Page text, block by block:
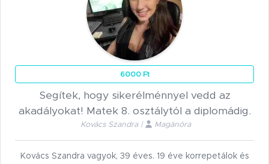
6000 Ft
Segítek, hogy sikerélménnyel vedd az
akadályokat! Matek 8. osztálytól a diplomádig.
Kovács Szandra | Magánóra
Kovács Szandra vagyok, 39 éves. 19 éve korrepetálok és